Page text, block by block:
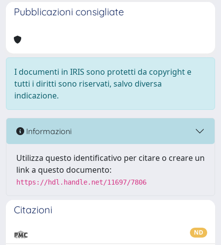
Pubblicazioni consigliate
I documenti in IRIS sono protetti da copyright e
tutti i diritti sono riservati, salvo diversa
indicazione.
Informazioni
Utilizza questo identificativo per citare o creare un
link a questo documento:
https://hdl.handle.net/11697/7806
Citazioni
ND